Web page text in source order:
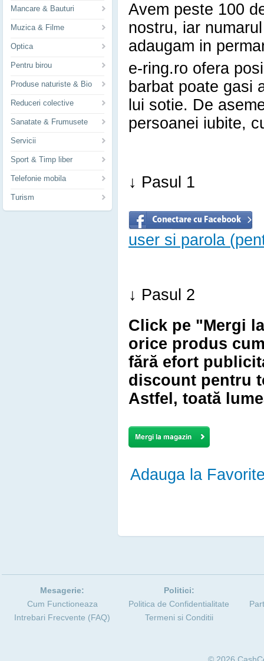
Avem peste 100
nostru, iar
adaugam in
e-ring.ro ofera
barbat poate gasi
lui sotie. De
persoanei iubite,
↓ Pasul 1
user si parola
↓ Pasul 2
Click pe "Mergi
orice produs
fără efort
discount pentru
Astfel, toată
Adauga la
Mancare & Bauturi
Muzica & Filme
Optica
Pentru birou
Produse naturiste & Bio
Reduceri colective
Sanatate & Frumusete
Servicii
Sport & Timp liber
Telefonie mobila
Turism
Mesagerie:
Cum Functioneaza
Intrebari Frecvente (FAQ)
Politici:
Politica de Confidentialitate
Termeni si Conditii